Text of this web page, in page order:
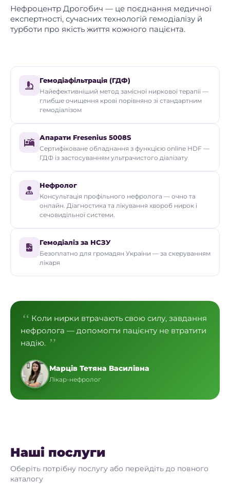
Нефроцентр Дрогобич — це поєднання медичної
експертності, сучасних технологій гемодіалізу й
турботи про якість життя кожного пацієнта.
Гемодіафільтрація (ГДФ)
Найефективніший метод замісної ниркової терапії —
глибше очищення крові порівняно зі стандартним
гемодіалізом
Апарати Fresenius 5008S
Сертифіковане обладнання з функцією online HDF —
ГДФ із застосуванням ультрачистого діалізату
Нефролог
Консультація профільного нефролога — очно та
онлайн. Діагностика та лікування хвороб нирок і
сечовидільної системи.
Гемодіаліз за НСЗУ
Безоплатно для громадян України — за скеруванням
лікаря
Коли нирки втрачають свою силу, завдання
нефролога — допомогти пацієнту не втратити
надію.
Марців Тетяна Василівна
Лікар-нефролог
Наші послуги
Оберіть потрібну послугу або перейдіть до повного
каталогу